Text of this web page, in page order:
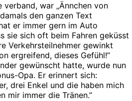
verband, war „Ännchen von
den ganzen Text
er immer gern im Auto
sie sich oft beim Fahren geküsst
Verkehrsteilnehmer gewinkt
ergreifend, dieses Gefühl!”
gewünscht hatte, wurde nun
Opa. Er erinnert sich:
drei Enkel und die haben mich
mir immer die Tränen.”